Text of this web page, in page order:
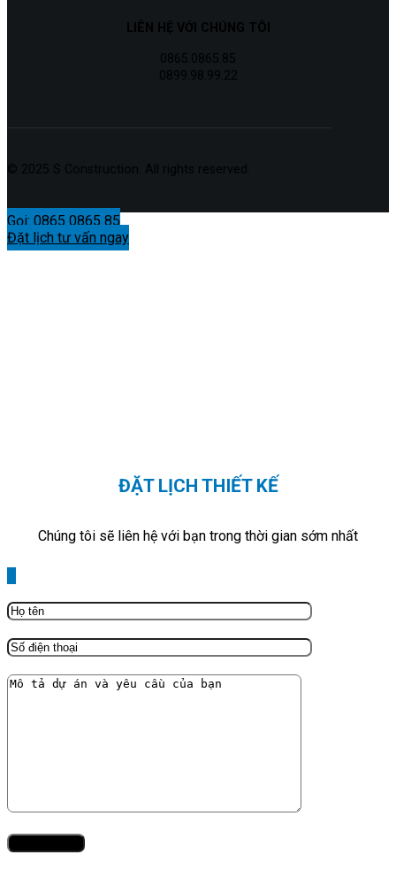
LIÊN HỆ VỚI CHÚNG TÔI
0865.0865.85
0899.98.99.22
© 2025 S Construction. All rights reserved.
Gọi: 0865 0865 85
Đặt lịch tư vấn ngay
ĐẶT LỊCH THIẾT KẾ
Chúng tôi sẽ liên hệ với bạn trong thời gian sớm nhất